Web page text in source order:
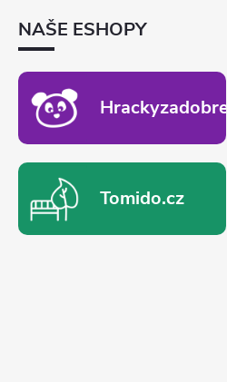
NAŠE ESHOPY
Tomido.cz